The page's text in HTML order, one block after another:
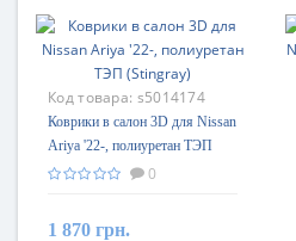
Код товара: s5014174
Коврики в салон 3D для Nissan
Ariya '22-, полиуретан ТЭП
(Stingray)
0
1 870 грн.